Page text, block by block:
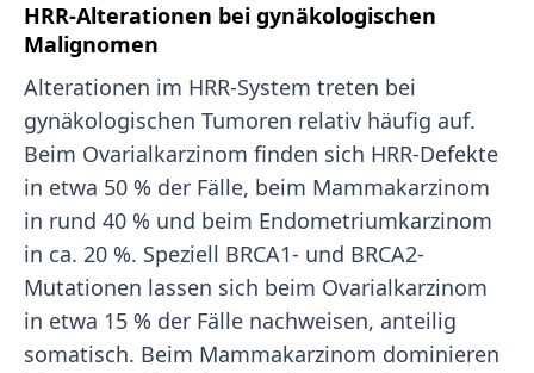
HRR-Alterationen bei gynäkologischen
Malignomen
Alterationen im HRR-System treten bei
gynäkologischen Tumoren relativ häufig auf.
Beim Ovarialkarzinom finden sich HRR-Defekte
in etwa 50 % der Fälle, beim Mammakarzinom
in rund 40 % und beim Endometriumkarzinom
in ca. 20 %. Speziell BRCA1- und BRCA2-
Mutationen lassen sich beim Ovarialkarzinom
in etwa 15 % der Fälle nachweisen, anteilig
somatisch. Beim Mammakarzinom dominieren